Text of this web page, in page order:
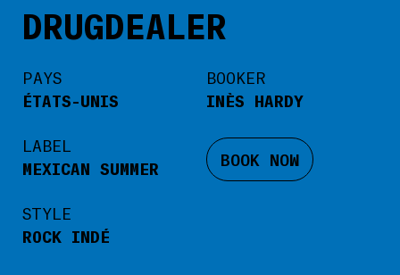
DRUGDEALER
PAYS
ÉTATS-UNIS
LABEL
MEXICAN SUMMER
STYLE
ROCK INDÉ
BOOKER
INÈS HARDY
BOOK NOW